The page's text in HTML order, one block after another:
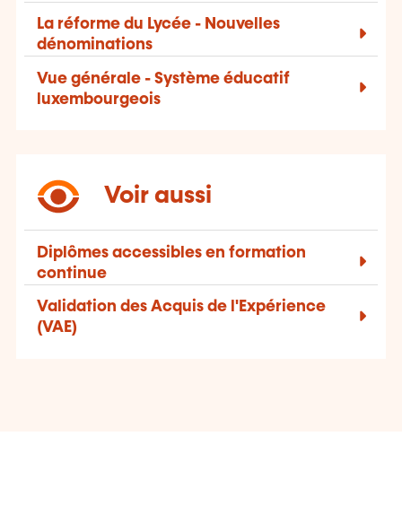
La réforme du Lycée - Nouvelles
dénominations
Vue générale - Système éducatif
luxembourgeois
Voir aussi
Diplômes accessibles en formation
continue
Validation des Acquis de l'Expérience
(VAE)